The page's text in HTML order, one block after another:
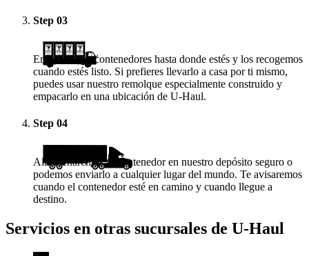
Step 03
Enviamos los contenedores hasta donde estés y los recogemos
cuando estés listo. Si prefieres llevarlo a casa por ti mismo,
puedes usar nuestro remolque especialmente construido y
empacarlo en una ubicación de U-Haul.
Step 04
Almacenaremos tu contenedor en nuestro depósito seguro o
podemos enviarlo a cualquier lugar del mundo. Te avisaremos
cuando el contenedor esté en camino y cuando llegue a
destino.
Servicios en otras sucursales de U-Haul